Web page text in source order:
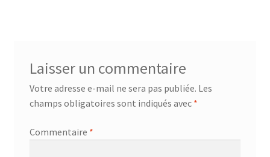
Laisser un commentaire
Votre adresse e-mail ne sera pas publiée. Les
champs obligatoires sont indiqués avec *
Commentaire *